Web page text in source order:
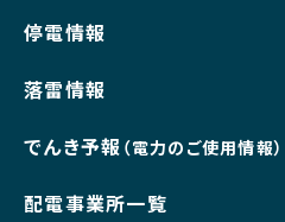
停電情報
落雷情報
でんき予報 （電力のご使用情報）
配電事業所一覧